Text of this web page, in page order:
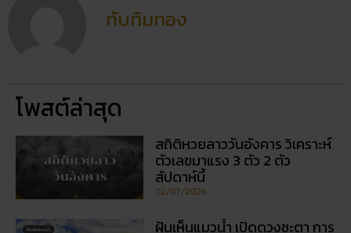
ตัวเลขมาแรง 3 ตัว 2 ตัว
สัปดาห์นี้
สถิติหวยออกวันอาทิตย์ ตรวจ
หวยทุกงวด ค้นหาเลขเด็ดประจำ
วัน